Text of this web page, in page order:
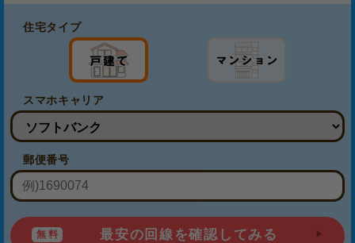
住宅タイプ
スマホキャリア
郵便番号
最安の回線を確認してみる